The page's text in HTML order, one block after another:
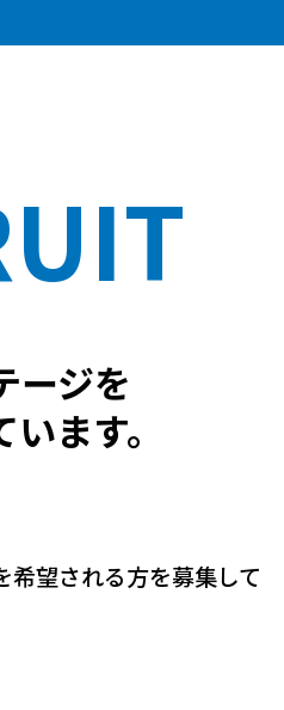
ージを
ます。
希望される方を募集して